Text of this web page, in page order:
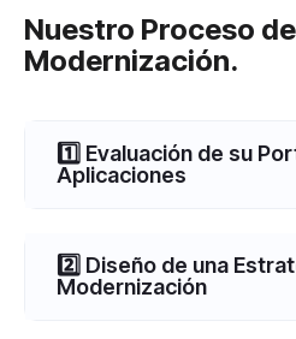
Nuestro Proceso de
Modernización.
1️⃣ Evaluación de su
Aplicaciones
2️⃣ Diseño de una
Modernización